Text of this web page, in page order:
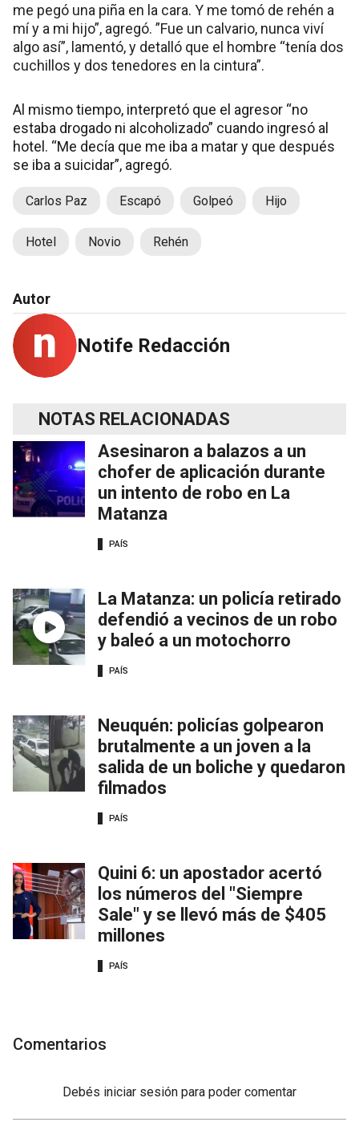
me pegó una piña en la cara. Y me tomó de rehén a
mí y a mi hijo”, agregó. ”Fue un calvario, nunca viví
algo así”, lamentó, y detalló que el hombre “tenía dos
cuchillos y dos tenedores en la cintura”.
Al mismo tiempo, interpretó que el agresor “no
estaba drogado ni alcoholizado” cuando ingresó al
hotel. “Me decía que me iba a matar y que después
se iba a suicidar”, agregó.
Carlos Paz Escapó Golpeó Hijo
Hotel Novio Rehén
Autor
Notife Redacción
NOTAS RELACIONADAS
Asesinaron a balazos a un
chofer de aplicación durante
un intento de robo en La
Matanza
PAÍS
La Matanza: un policía retirado
defendió a vecinos de un robo
y baleó a un motochorro
PAÍS
Neuquén: policías golpearon
brutalmente a un joven a la
salida de un boliche y quedaron
filmados
PAÍS
Quini 6: un apostador acertó
los números del "Siempre
Sale" y se llevó más de $405
millones
PAÍS
Comentarios
Debés iniciar sesión para poder comentar